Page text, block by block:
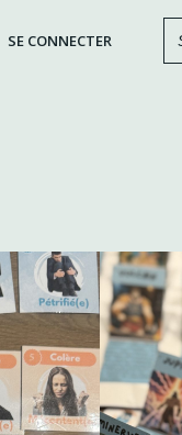
SE CONNECTER